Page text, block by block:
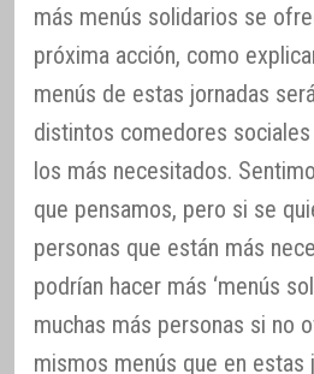
más menús solidarios se
próxima acción, como
menús de estas jornadas
distintos comedores
los más necesitados.
que pensamos, pero si se
personas que están más
podrían hacer más ‘menús
muchas más personas si no
mismos menús que en estas